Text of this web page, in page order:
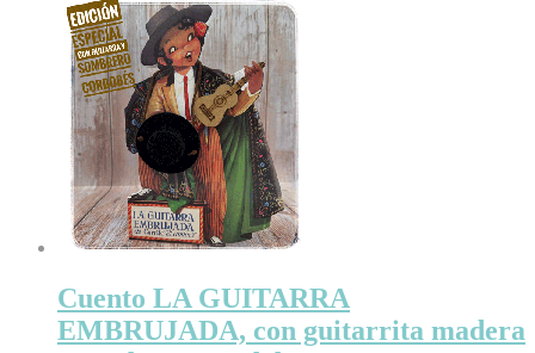
Cuento LA GUITARRA
EMBRUJADA, con guitarrita madera